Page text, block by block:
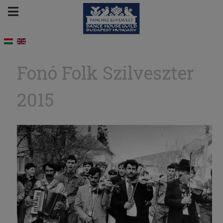
Fonó Folk Szilveszter
2015